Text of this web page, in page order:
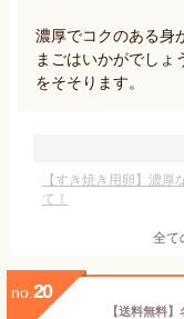
濃厚でコクのある身
まごはいかがでしょ
をそそります。
【すき焼き用卵】濃厚
て！
全て
no. 20
【送料無料